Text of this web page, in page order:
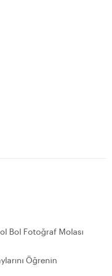
Bol Fotoğraf Molası
Öğrenin